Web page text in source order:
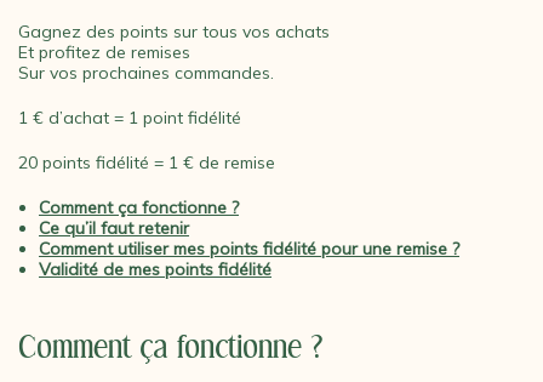
Gagnez des points sur tous vos achats
Et profitez de remises
Sur vos prochaines commandes.
1 € d’achat = 1 point fidélité
20 points fidélité = 1 € de remise
Comment ça fonctionne ?
Ce qu’il faut retenir
Comment utiliser mes points fidélité pour une remise ?
Validité de mes points fidélité
Comment ça fonctionne ?